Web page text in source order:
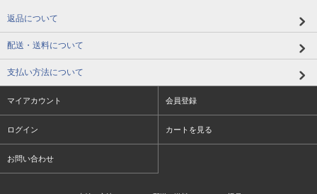
返品について
配送・送料について
支払い方法について
マイアカウント 会員登録
ログイン カートを見る
お問い合わせ